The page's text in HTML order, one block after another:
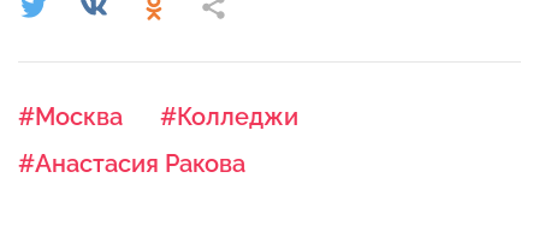
#Москва
#Колледжи
#Анастасия Ракова